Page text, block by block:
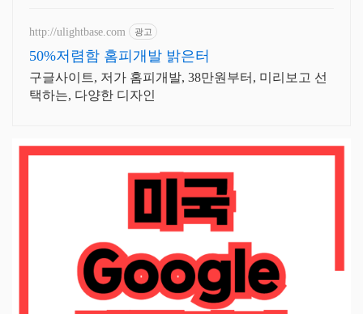
http://ulightbase.com 광고
50%저렴함 홈피개발 밝은터
구글사이트, 저가 홈피개발, 38만원부터, 미리보고 선
택하는, 다양한 디자인